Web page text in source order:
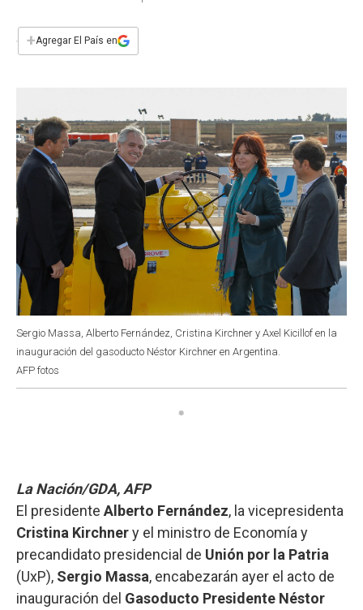
e
b
s
t
i
l
+Agregar El País en
Sergio Massa, Alberto Fernández, Cristina Kirchner y Axel Kicillof en la
inauguración del gasoducto Néstor Kirchner en Argentina.
AFP fotos
La Nación/GDA, AFP
El presidente Alberto Fernández, la vicepresidenta
Cristina Kirchnery el ministro de Economía y
precandidato presidencial de Unión por la Patria
(UxP), Sergio Massa, encabezarán ayer el acto de
inauguración del Gasoducto Presidente Néstor